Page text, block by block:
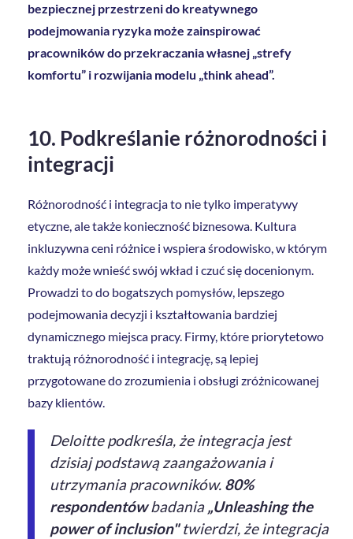
bezpiecznej przestrzeni do kreatywnego
podejmowania ryzyka może zainspirować
pracowników do przekraczania własnej „strefy
komfortu” i rozwijania modelu „think ahead”.
10. Podkreślanie różnorodności i
integracji
Różnorodność i integracja to nie tylko imperatywy
etyczne, ale także konieczność biznesowa. Kultura
inkluzywna ceni różnice i wspiera środowisko, w którym
każdy może wnieść swój wkład i czuć się docenionym.
Prowadzi to do bogatszych pomysłów, lepszego
podejmowania decyzji i kształtowania bardziej
dynamicznego miejsca pracy. Firmy, które priorytetowo
traktują różnorodność i integrację, są lepiej
przygotowane do zrozumienia i obsługi zróżnicowanej
bazy klientów.
Deloitte podkreśla, że integracja jest
dzisiaj podstawą zaangażowania i
utrzymania pracowników. 80%
respondentówbadania„Unleashing the
power of inclusion"twierdzi, że integracja